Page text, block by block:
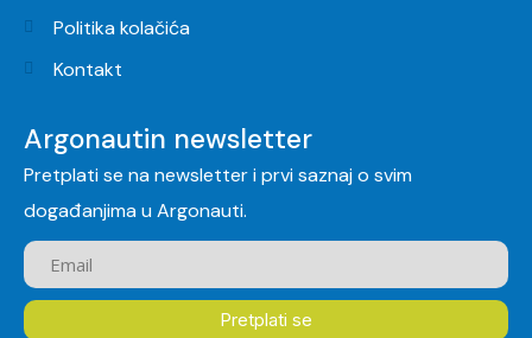
Politika kolačića
Kontakt
Argonautin newsletter
Pretplati se na newsletter i prvi saznaj o svim
događanjima u Argonauti.